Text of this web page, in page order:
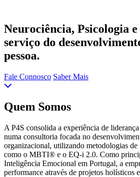
Neurociência, Psicologia e
serviço do
pessoa.
Fale Connosco Saber Mais
Quem Somos
A P4S consolida a experiência de
numa consultoria focada no
organizacional, utilizando metodologias de
como o MBTI® e o EQ-i 2.0. Como
Inteligência Emocional em Portugal, a
performance através de projetos holísticos